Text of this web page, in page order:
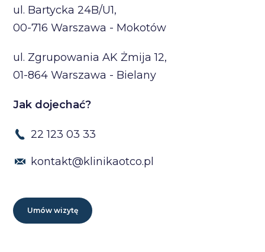
ul. Bartycka 24B/U1,
00-716 Warszawa - Mokotów
ul. Zgrupowania AK Żmija 12,
01-864 Warszawa - Bielany
Jak dojechać?
22 123 03 33
kontakt@klinikaotco.pl
Umów wizytę